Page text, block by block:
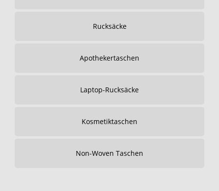
Rucksäcke
Apothekertaschen
Laptop-Rucksäcke
Kosmetiktaschen
Non-Woven Taschen